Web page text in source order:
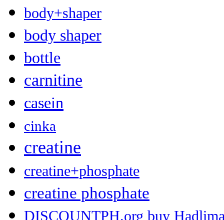
body+shaper
body shaper
bottle
carnitine
casein
cinka
creatine
creatine+phosphate
creatine phosphate
DISCOUNTPH.org buy